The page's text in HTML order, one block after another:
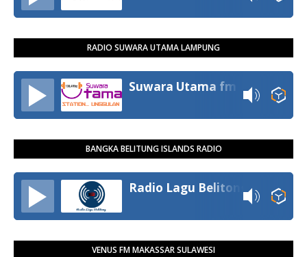
RADIO SUWARA UTAMA LAMPUNG
Suwara Utama fm
BANGKA BELITUNG ISLANDS RADIO
Radio Lagu Belitong
VENUS FM MAKASSAR SULAWESI